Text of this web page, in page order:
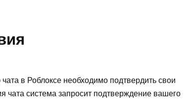
в Роблоксе необходимо подтвердить свои
чата система запросит подтверждение вашего